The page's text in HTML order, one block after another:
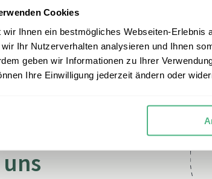
Cookies
wir Ihnen ein bestmögliches Webseiten-
Ihr Nutzerverhalten analysieren und Ihnen
geben wir Informationen zu Ihrer
Ihre Einwilligung jederzeit ändern oder